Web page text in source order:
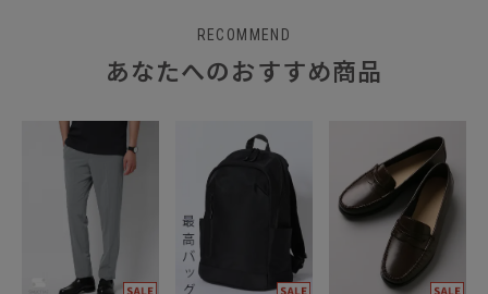
RECOMMEND
あなたへのおすすめ商品